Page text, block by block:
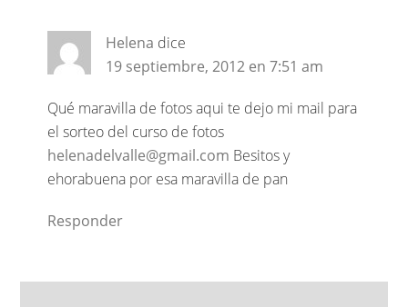
Helena dice
19 septiembre, 2012 en 7:51 am
Qué maravilla de fotos aqui te dejo mi mail para
el sorteo del curso de fotos
helenadelvalle@gmail.com Besitos y
ehorabuena por esa maravilla de pan
Responder